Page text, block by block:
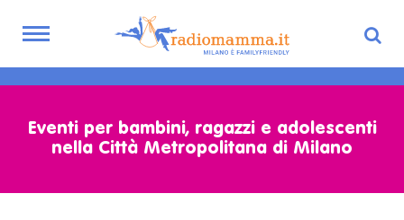
content
Toggle
Eventi per bambini, ragazzi e adolescenti
nella Città Metropolitana di Milano